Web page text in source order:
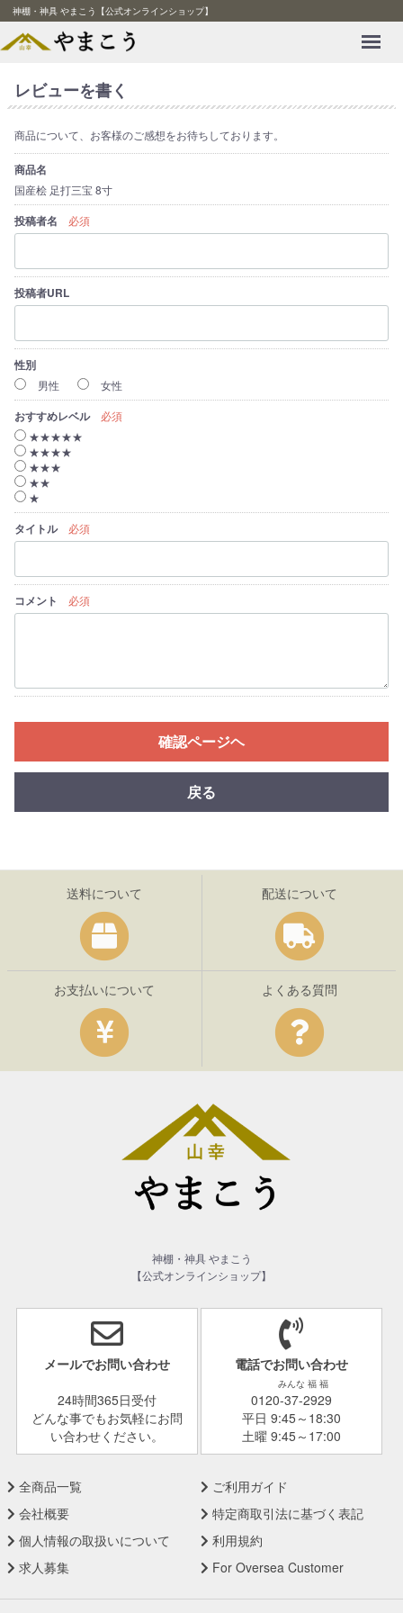
神棚・神具 やまこう【公式オンラインショップ】
レビューを書く
商品について、お客様のご感想をお待ちしております。
商品名
国産桧 足打三宝 8寸
投稿者名 必須
投稿者URL
性別
男性 女性
おすすめレベル
必須
★★★★★
★★★★
★★★
★★
★
タイトル 必須
コメント 必須
確認ページヘ
戻る
送料について 配送について
お支払いについて よくある質問
神棚・神具 やまこう
【公式オンラインショップ】
メールでお問い合わせ
24時間365日受付
どんな事でもお気軽にお問
い合わせください。
電話でお問い合わせ
みんな 福 福
0120-37-2929
平日 9:45～18:30
土曜 9:45～17:00
全商品一覧
ご利用ガイド
会社概要
特定商取引法に基づく表記
個人情報の取扱いについて
利用規約
求人募集
For Oversea Customer